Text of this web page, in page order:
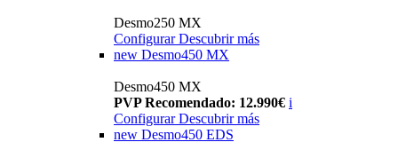
Desmo250 MX
Configurar Descubrir más
new Desmo450 MX
Desmo450 MX
PVP Recomendado: 12.990€ i
Configurar Descubrir más
new Desmo450 EDS